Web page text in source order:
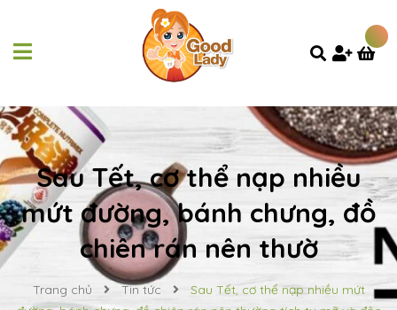
Sau Tết, cơ thể nạp nhiều
mứt đường, bánh chưng, đồ
chiên rán nên thườ
Trang chủ Tin tức
Sau Tết, cơ thể nạp nhiều mứt